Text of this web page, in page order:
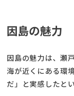
因島の魅力
因島の魅力は、瀬
海が近くにある環
だ」と実感したと